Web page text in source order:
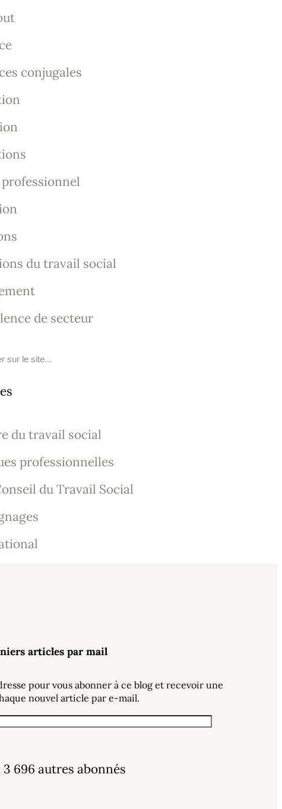
conjugales
du travail social
de secteur
du travail social
professionnelles
du Travail Social
articles par mail
pour vous abonner à ce blog et recevoir une
nouvel article par e-mail.
3 696 autres abonnés